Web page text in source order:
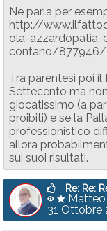
Ne parla per
http://
ola-
contano/877946/
Tra parentesi poi il
Settecento ma
giocatissimo (a
proibiti) e se la
professionistico
allora
sui suoi risultati.
Re: Re:
31 Ottobre